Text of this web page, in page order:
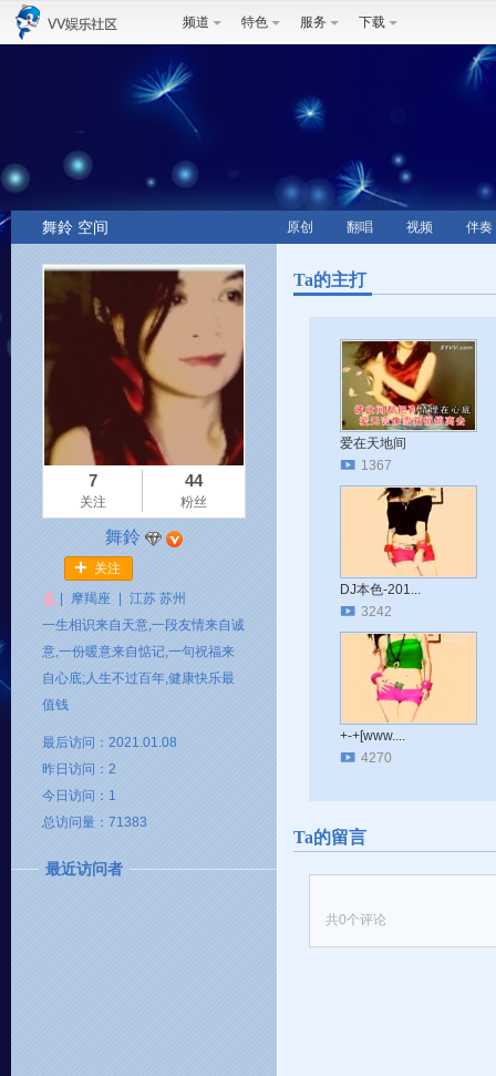
频道 特色 服务 下载
舞鈴 空间 原创 翻唱 视频 伴奏
7
关注
44
粉丝
舞鈴
关注
摩羯座
江苏 苏州
一生相识来自天意,一段友情来自诚
意,一份暖意来自惦记,一句祝福来
自心底;人生不过百年,健康快乐最
值钱
最后访问：2021.01.08
昨日访问：2
今日访问：1
总访问量：71383
最近访问者
Ta的主打
爱在天地间
1367
DJ本色-201...
3242
+-+[www....
4270
Ta的留言
共0个评论